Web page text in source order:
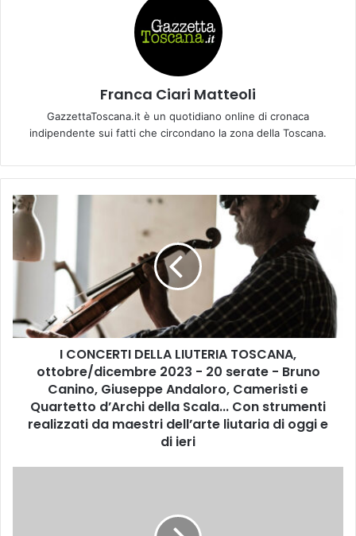
Franca Ciari Matteoli
GazzettaToscana.it è un quotidiano online di cronaca
indipendente sui fatti che circondano la zona della Toscana.
I
C
T
I
U
I CONCERTI DELLA LIUTERIA TOSCANA,
ottobre/dicembre 2023 - 20 serate - Bruno
Canino, Giuseppe Andaloro, Cameristi e
Quartetto d’Archi della Scala... Con strumenti
realizzati da maestri dell’arte liutaria di oggi e
di ieri